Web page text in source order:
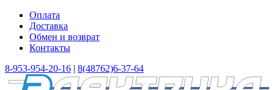
Оплата
Доставка
Обмен и возврат
Контакты
8-953-954-20-16 | 8(48762)6-37-64